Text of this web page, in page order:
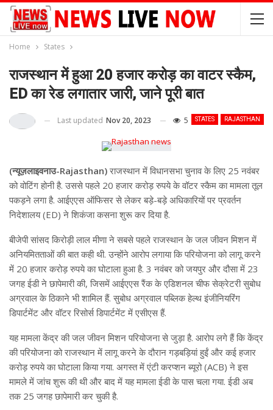
Home States
राजस्थान में हुआ 20 हजार करोड़ का वाटर स्‍कैम,
ED का रेड लगातार जारी, जाने पूरी बात
STATES RAJASTHAN
Last updated Nov 20, 2023 5
(न्यूज़लाइवनाउ-Rajasthan)राजस्थान में विधानसभा चुनाव के लिए 25 नवंबर
को वोटिंग होनी है. उससे पहले 20 हजार करोड़ रुपये के वॉटर स्कैम का मामला तूल
पकड़ने लगा है. आईएएस ऑफिसर से लेकर बड़े-बड़े अधिकारियों पर प्रवर्तन
निदेशालय (ED) ने शिकंजा कसना शुरू कर दिया है.
बीजेपी सांसद किरोड़ी लाल मीणा ने सबसे पहले राजस्थान के जल जीवन मिशन में
अनियमितताओं की बात कही थी. उन्होंने आरोप लगाया कि परियोजना को लागू करने
में 20 हजार करोड़ रुपये का घोटाला हुआ है. 3 नवंबर को जयपुर और दौसा में 23
जगह ईडी ने छापेमारी की, जिसमें आईएएस रैंक के एडिशनल चीफ सेक्रेटरी सुबोध
अग्रवाल के ठिकाने भी शामिल हैं. सुबोध अग्रवाल पब्लिक हेल्थ इंजीनियरिंग
डिपार्टमेंट और वॉटर रिसोर्स डिपार्टमेंट में एसीएस हैं.
यह मामला केंद्र की जल जीवन मिशन परियोजना से जुड़ा है. आरोप लगे हैं कि केंद्र
की परियोजना को राजस्थान में लागू करने के दौरान गड़बड़ियां हुईं और कई हजार
करोड़ रुपये का घोटाला किया गया. अगस्त में एंटी करप्शन ब्यूरो (ACB) ने इस
मामले में जांच शुरू की थी और बाद में यह मामला ईडी के पास चला गया. ईडी अब
तक 25 जगह छापेमारी कर चुकी है.